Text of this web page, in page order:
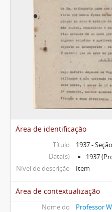
Área de identificação
Título
1937 -
Data(s)
1937
Nível de descrição
Item
Área de contextualização
Nome do
Professor